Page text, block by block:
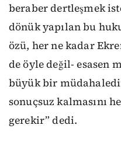
beraber dertleşmek
dönük yapılan bu
özü, her ne kadar
de öyle değil- esasen
büyük bir
sonuçsuz kalmasını
gerekir” dedi.